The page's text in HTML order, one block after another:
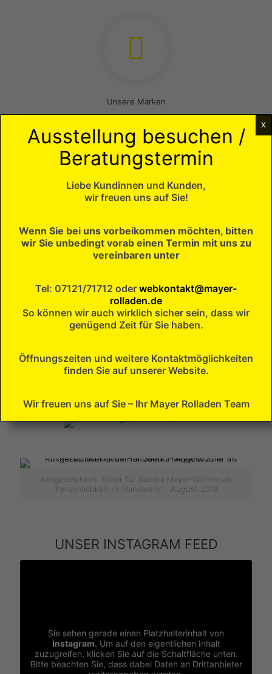
Unsere Marken
NEUIGKEITEN - UNSER
SONNENSCHUTZ-BLOG
Februar 14, 2025 Oktober 29, 2022
Energiesparen mit
Rollläden
Ausgezeichnet: Silber für Sandra Mayer-Wörner als
'Persönlichkeit im Handwerk' - August 2019
UNSER INSTAGRAM FEED
Sie sehen gerade einen Platzhalterinhalt von
Instagram. Um auf den eigentlichen Inhalt
zuzugreifen, klicken Sie auf die Schaltfläche unten.
Bitte beachten Sie, dass dabei Daten an Drittanbieter
Ausstellung besuchen /
Beratungstermin
Liebe Kundinnen und Kunden,
wir freuen uns auf Sie!
Wenn Sie bei uns vorbeikommen möchten, bitten
wir Sie unbedingt vorab einen Termin mit uns zu
vereinbaren unter
Tel: 07121/71712 oder webkontakt@mayer-
rolladen.de
So können wir auch wirklich sicher sein, dass wir
genügend Zeit für Sie haben.
Öffnungszeiten und weitere Kontaktmöglichkeiten
finden Sie auf unserer Website.
Wir freuen uns auf Sie – Ihr Mayer Rolladen Team
X